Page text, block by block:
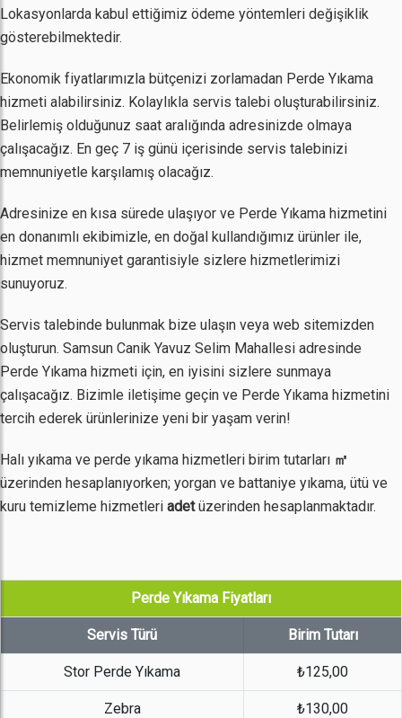
Lokasyonlarda kabul ettiğimiz ödeme yöntemleri değişiklik
gösterebilmektedir.
Ekonomik fiyatlarımızla bütçenizi zorlamadan Perde Yıkama
hizmeti alabilirsiniz. Kolaylıkla servis talebi oluşturabilirsiniz.
Belirlemiş olduğunuz saat aralığında adresinizde olmaya
çalışacağız. En geç 7 iş günü içerisinde servis talebinizi
memnuniyetle karşılamış olacağız.
Adresinize en kısa sürede ulaşıyor ve Perde Yıkama hizmetini
en donanımlı ekibimizle, en doğal kullandığımız ürünler ile,
hizmet memnuniyet garantisiyle sizlere hizmetlerimizi
sunuyoruz.
Servis talebinde bulunmak bize ulaşın veya web sitemizden
oluşturun. Samsun Canik Yavuz Selim Mahallesi adresinde
Perde Yıkama hizmeti için, en iyisini sizlere sunmaya
çalışacağız. Bizimle iletişime geçin ve Perde Yıkama hizmetini
tercih ederek ürünlerinize yeni bir yaşam verin!
Halı yıkama ve perde yıkama hizmetleri birim tutarları ㎡
üzerinden hesaplanıyorken; yorgan ve battaniye yıkama, ütü ve
kuru temizleme hizmetleri adetüzerinden hesaplanmaktadır.
Perde Yıkama Fiyatları
Servis Türü Birim Tutarı
Stor Perde Yıkama ₺125,00
Zebra ₺130,00